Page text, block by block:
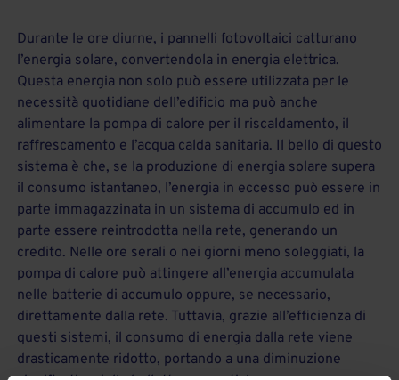
Durante le ore diurne, i pannelli fotovoltaici catturano
l’energia solare, convertendola in energia elettrica.
Questa energia non solo può essere utilizzata per le
necessità quotidiane dell’edificio ma può anche
alimentare la pompa di calore per il riscaldamento, il
raffrescamento e l’acqua calda sanitaria. Il bello di questo
sistema è che, se la produzione di energia solare supera
il consumo istantaneo, l’energia in eccesso può essere in
parte immagazzinata in un sistema di accumulo ed in
parte essere reintrodotta nella rete, generando un
credito. Nelle ore serali o nei giorni meno soleggiati, la
pompa di calore può attingere all’energia accumulata
nelle batterie di accumulo oppure, se necessario,
direttamente dalla rete. Tuttavia, grazie all’efficienza di
questi sistemi, il consumo di energia dalla rete viene
drasticamente ridotto, portando a una diminuzione